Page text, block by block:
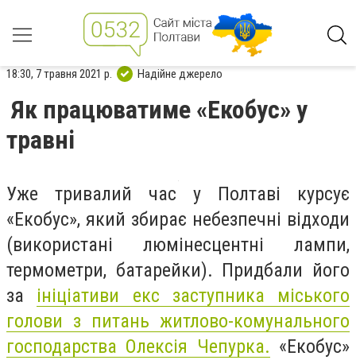
18:30, 7 травня 2021 р. Надійне джерело
Як працюватиме «Екобус» у
травні
Уже тривалий час у Полтаві курсує
«Екобус», який збирає небезпечні відходи
(використані люмінесцентні лампи,
термометри, батарейки). Придбали його
за ініціативи екс заступника міського
голови з питань житлово-комунального
господарства Олексія Чепурка. «Екобус»